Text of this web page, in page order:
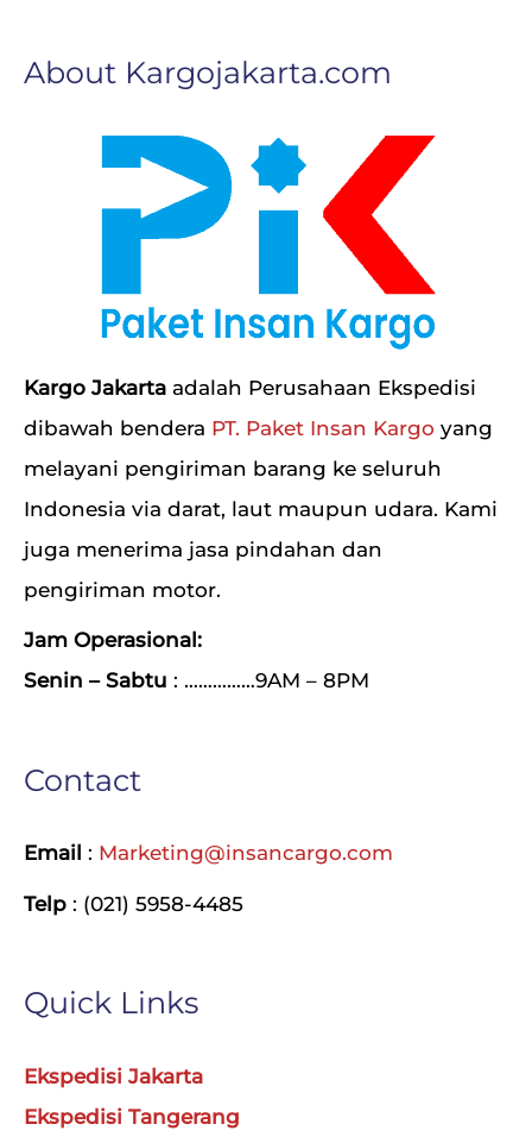
About Kargojakarta.com
Kargo Jakarta adalah Perusahaan Ekspedisi
dibawah bendera PT. Paket Insan Kargo yang
melayani pengiriman barang ke seluruh
Indonesia via darat, laut maupun udara. Kami
juga menerima jasa pindahan dan
pengiriman motor.
Jam Operasional:
Senin – Sabtu : ……………9AM – 8PM
Contact
Email : Marketing@insancargo.com
Telp : (021) 5958-4485
Quick Links
Ekspedisi Jakarta
Ekspedisi Tangerang